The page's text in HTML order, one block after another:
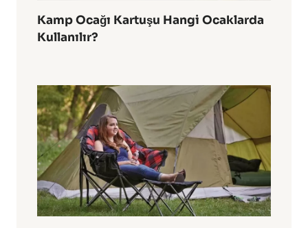
Kamp Ocağı Kartuşu Hangi Ocaklarda
Kullanılır?